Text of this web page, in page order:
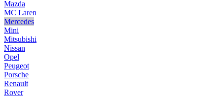
Mazda
MC Laren
Mercedes
Mini
Mitsubishi
Nissan
Opel
Peugeot
Porsche
Renault
Rover